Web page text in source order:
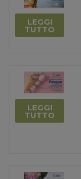
LEGGI
TUTTO
LEGGI
TUTTO